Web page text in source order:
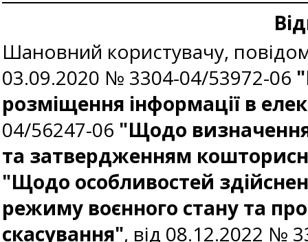
Шановний користувачу,
03.09.2020 № 3304-04/53972-06
розміщення інформації в
04/56247-06 "Щодо визначення
та затвердженням
"Щодо особливостей
режиму воєнного стану та
скасування", від 08.12.2022 №